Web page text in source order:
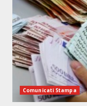
Comunicati Stampa